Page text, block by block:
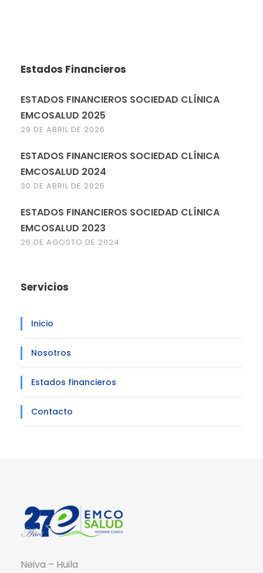
Estados Financieros
ESTADOS FINANCIEROS SOCIEDAD CLÍNICA
EMCOSALUD 2025
29 DE ABRIL DE 2026
ESTADOS FINANCIEROS SOCIEDAD CLÍNICA
EMCOSALUD 2024
30 DE ABRIL DE 2025
ESTADOS FINANCIEROS SOCIEDAD CLÍNICA
EMCOSALUD 2023
26 DE AGOSTO DE 2024
Servicios
Inicio
Nosotros
Estados financieros
Contacto
Neiva – Huila